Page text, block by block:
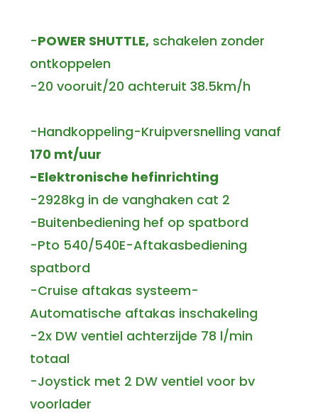
-POWER SHUTTLE, schakelen zonder
ontkoppelen
-20 vooruit/20 achteruit 38.5km/h
-Handkoppeling-Kruipversnelling vanaf
170 mt/uur
-Elektronische hefinrichting
-2928kg in de vanghaken cat 2
-Buitenbediening hef op spatbord
-Pto 540/540E-Aftakasbediening
spatbord
-Cruise aftakas systeem-
Automatische aftakas inschakeling
-2x DW ventiel achterzijde 78 l/min
totaal
-Joystick met 2 DW ventiel voor bv
voorlader